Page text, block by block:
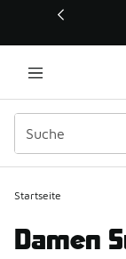
Dieser Link öffnet
Startseite
Damen